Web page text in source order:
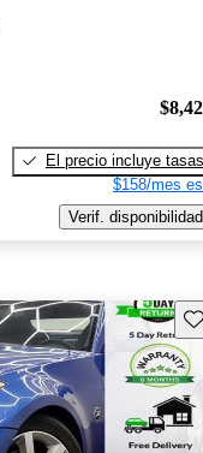
El precio incluye tasas
$158/mes
Verif. disponibilidad